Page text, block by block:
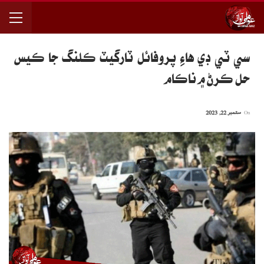
سي ٽي ڊي هاءِ پروفائل ٽارگيٽ ڪلنگ جا ڪيس
حل ڪرڻ ۾ ناڪام